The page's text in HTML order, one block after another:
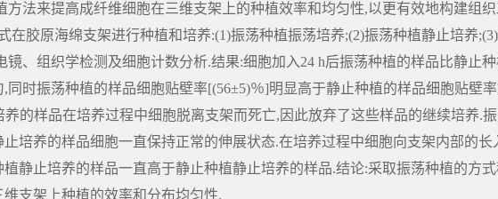
方法来提高成纤维细胞在三维支架上的种植效率和均匀性,以更有效地构建组
在胶原海绵支架进行种植和培养:(1)振荡种植振荡培养;(2)振荡种植静止培养
镜、组织学检测及细胞计数分析.结果:细胞加入24 h后振荡种植的样品比静止
同时振荡种植的样品细胞贴壁率[(56±5)％]明显高于静止种植的样品细胞贴壁率
养的样品在培养过程中细胞脱离支架而死亡,因此放弃了这些样品的继续培养.
培养的样品细胞一直保持正常的伸展状态.在培养过程中细胞向支架内部的长
静止培养的样品一直高于静止种植静止培养的样品.结论:采取振荡种植的方式
支架上种植的效率和分布均匀性.